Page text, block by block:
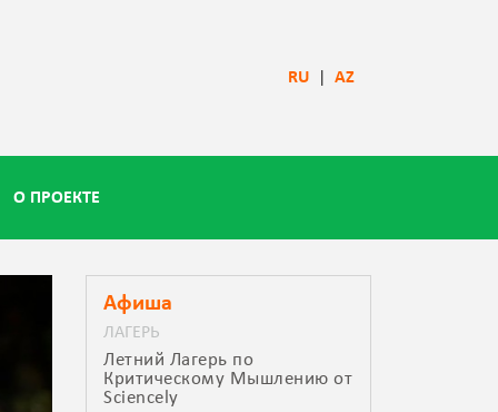
RU| AZ
О ПРОЕКТЕ
Афиша
ЛАГЕРЬ
Летний Лагерь по
Критическому Мышлению от
Sciencely